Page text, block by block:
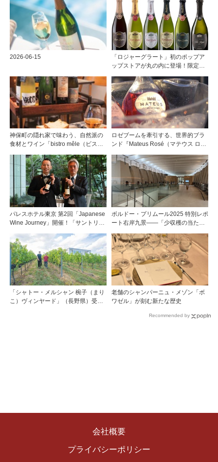
2026-06-15
「ロジャーグラート」初のポップア
ップストアが丸の内に登場！限定キ
神保町の隠れ家で味わう、自然派の
食材とワイン「bistro mêle（ビスト
ロゼブームを牽引する、世界的ブラ
ンド『Mateus Rosé（マテウス ロ
パレスホテル東京 第2回「Japanese
Wine Journey」開催！「サントリー
インメーカー 篠田 健太郎氏が来場
ボルドー・プリムール2025 特別レポ
ート右岸九景――「少収穫の当たり
ンテミリオン 有力9シャトー訪問記
「シャトー・メルシャン 椀子（まり
こ）ヴィンヤード」（長野県）受け
老舗のシャンパーニュ・メゾン「ボ
ワゼル」が刻む新たな歴史
Recommended by
会社概要
プライバシーポリシー